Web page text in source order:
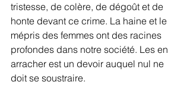
tristesse, de colère, de dégoût et de
honte devant ce crime. La haine et le
mépris des femmes ont des racines
profondes dans notre société. Les en
arracher est un devoir auquel nul ne
doit se soustraire.